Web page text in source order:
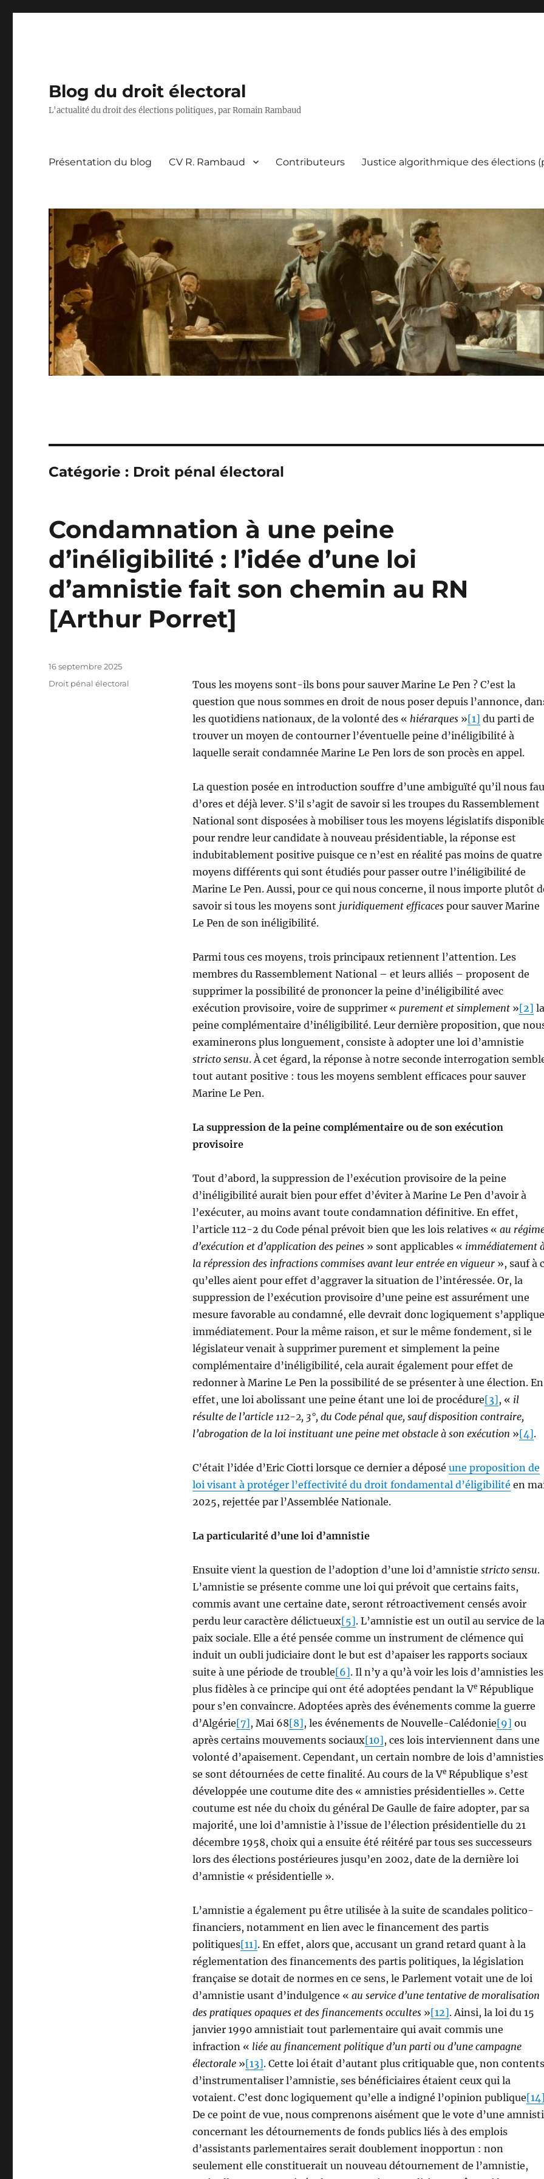
Blog du droit électoral
L'actualité du droit des élections politiques, par Romain Rambaud
Présentation du blog CV R. Rambaud Contributeurs Justice algorithmique des élections
Catégorie : Droit pénal électoral
Condamnation à une peine
d’inéligibilité : l’idée d’une loi
d’amnistie fait son chemin au RN
[Arthur Porret]
Tous les moyens sont-ils bons pour sauver Marine Le Pen ? C’est la
question que nous sommes en droit de nous poser depuis l’annonce,
les quotidiens nationaux, de la volonté des « hiérarques »[1] du parti de
trouver un moyen de contourner l’éventuelle peine d’inéligibilité à
laquelle serait condamnée Marine Le Pen lors de son procès en appel.
La question posée en introduction souffre d’une ambiguïté qu’il nous
d’ores et déjà lever. S’il s’agit de savoir si les troupes du Rassemblement
National sont disposées à mobiliser tous les moyens législatifs
pour rendre leur candidate à nouveau présidentiable, la réponse est
indubitablement positive puisque ce n’est en réalité pas moins de quatre
moyens différents qui sont étudiés pour passer outre l’inéligibilité de
Marine Le Pen. Aussi, pour ce qui nous concerne, il nous importe plutôt
savoir si tous les moyens sont juridiquement efficacespour sauver Marine
Le Pen de son inéligibilité.
Parmi tous ces moyens, trois principaux retiennent l’attention. Les
membres du Rassemblement National – et leurs alliés – proposent de
supprimer la possibilité de prononcer la peine d’inéligibilité avec
exécution provisoire, voire de supprimer « purement et simplement»[2] la
peine complémentaire d’inéligibilité. Leur dernière proposition, que
examinerons plus longuement, consiste à adopter une loi d’amnistie
stricto sensu. À cet égard, la réponse à notre seconde interrogation
tout autant positive : tous les moyens semblent efficaces pour sauver
Marine Le Pen.
La suppression de la peine complémentaire ou de son exécution
provisoire
Tout d’abord, la suppression de l’exécution provisoire de la peine
d’inéligibilité aurait bien pour effet d’éviter à Marine Le Pen d’avoir à
l’exécuter, au moins avant toute condamnation définitive. En effet,
l’article 112-2 du Code pénal prévoit bien que les lois relatives « au
d’exécution et d’application des peines» sont applicables « immédiatement
la répression des infractions commises avant leur entrée en vigueur», sauf à
qu’elles aient pour effet d’aggraver la situation de l’intéressée. Or, la
suppression de l’exécution provisoire d’une peine est assurément une
mesure favorable au condamné, elle devrait donc logiquement
immédiatement. Pour la même raison, et sur le même fondement, si le
législateur venait à supprimer purement et simplement la peine
complémentaire d’inéligibilité, cela aurait également pour effet de
redonner à Marine Le Pen la possibilité de se présenter à une élection. En
effet, une loi abolissant une peine étant une loi de procédure[3], « il
résulte de l’article 112-2, 3°, du Code pénal que, sauf disposition contraire,
l’abrogation de la loi instituant une peine met obstacle à son exécution »[4].
C’était l’idée d’Eric Ciotti lorsque ce dernier a déposé une proposition de
loi visant à protéger l’effectivité du droit fondamental d’éligibilité en
2025, rejettée par l’Assemblée Nationale.
La particularité d’une loi d’amnistie
Ensuite vient la question de l’adoption d’une loi d’amnistie stricto sensu.
L’amnistie se présente comme une loi qui prévoit que certains faits,
commis avant une certaine date, seront rétroactivement censés avoir
perdu leur caractère délictueux[5]. L’amnistie est un outil au service de la
paix sociale. Elle a été pensée comme un instrument de clémence qui
induit un oubli judiciaire dont le but est d’apaiser les rapports sociaux
suite à une période de trouble[6]. Il n’y a qu’à voir les lois d’amnisties les
plus fidèles à ce principe qui ont été adoptées pendant la Ve République
pour s’en convaincre. Adoptées après des événements comme la guerre
d’Algérie[7], Mai 68[8], les événements de Nouvelle-Calédonie[9] ou
après certains mouvements sociaux[10], ces lois interviennent dans une
volonté d’apaisement. Cependant, un certain nombre de lois d’amnisties
se sont détournées de cette finalité. Au cours de la Ve République s’est
développée une coutume dite des « amnisties présidentielles ». Cette
coutume est née du choix du général De Gaulle de faire adopter, par sa
majorité, une loi d’amnistie à l’issue de l’élection présidentielle du 21
décembre 1958, choix qui a ensuite été réitéré par tous ses successeurs
lors des élections postérieures jusqu’en 2002, date de la dernière loi
d’amnistie « présidentielle ».
L’amnistie a également pu être utilisée à la suite de scandales politico-
financiers, notamment en lien avec le financement des partis
politiques[11]. En effet, alors que, accusant un grand retard quant à la
réglementation des financements des partis politiques, la législation
française se dotait de normes en ce sens, le Parlement votait une de loi
d’amnistie usant d’indulgence « au service d’une tentative de moralisation
des pratiques opaques et des financements occultes»[12]. Ainsi, la loi du 15
janvier 1990 amnistiait tout parlementaire qui avait commis une
infraction « liée au financement politique d’un parti ou d’une campagne
électorale»[13]. Cette loi était d’autant plus critiquable que, non contents
d’instrumentaliser l’amnistie, ses bénéficiaires étaient ceux qui la
votaient. C’est donc logiquement qu’elle a indigné l’opinion publique
De ce point de vue, nous comprenons aisément que le vote d’une
concernant les détournements de fonds publics liés à des emplois
d’assistants parlementaires serait doublement inopportun : non
seulement elle constituerait un nouveau détournement de l’amnistie,
Publié
16 septembre 2025
Catégories
Droit pénal électoral